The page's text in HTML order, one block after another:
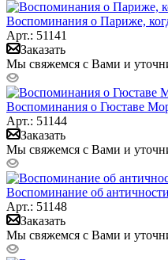
Воспоминания о Париже,
Арт.: 51141
Заказать
Мы свяжемся с Вами и
Воспоминания о Гюставе
Арт.: 51144
Заказать
Мы свяжемся с Вами и
Воспоминание об
Арт.: 51148
Заказать
Мы свяжемся с Вами и